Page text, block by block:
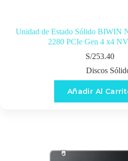
Unidad de Estado Sólido BIWIN
2280 PCIe Gen 4 x4
S/253.40
Discos
Añadir Al